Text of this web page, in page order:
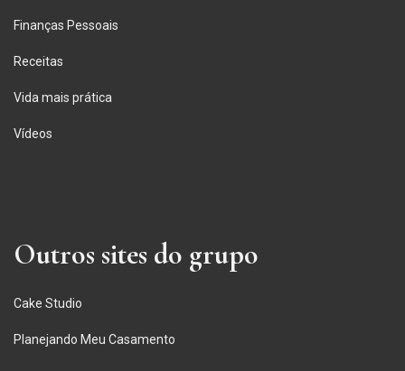
Finanças Pessoais
Receitas
Vida mais prática
Vídeos
Outros sites do grupo
Cake Studio
Planejando Meu Casamento